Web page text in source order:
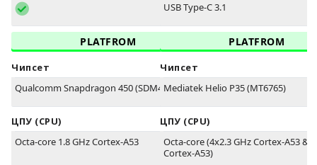
PLATFROM
Чипсет
Qualcomm Snapdragon 450 (SDM450)
ЦПУ (CPU)
Octa-core 1.8 GHz Cortex-A53
USB Type-C 3.1
PLATFROM
Чипсет
Mediatek Helio P35 (MT6765)
ЦПУ (CPU)
Octa-core (4x2.3 GHz Cortex-A53 &
Cortex-A53)